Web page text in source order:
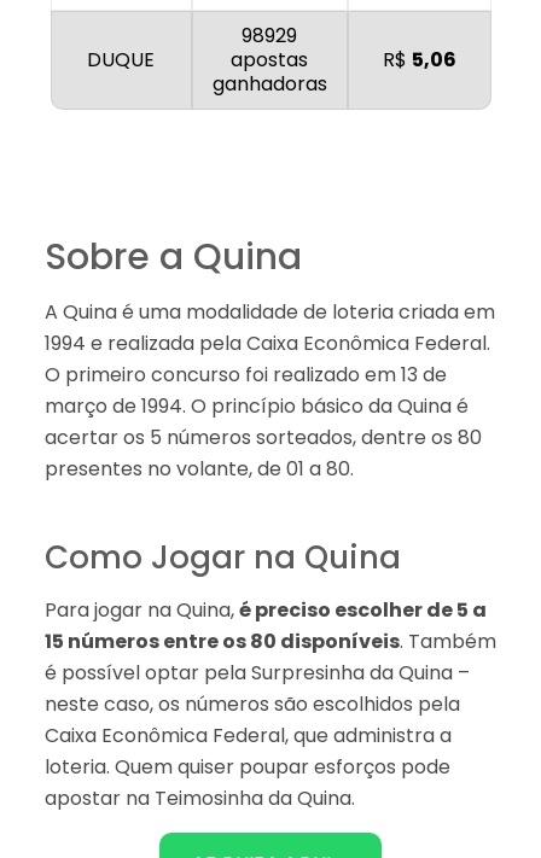
DUQUE
98929
apostas
ganhadoras
R$ 5,06
Sobre a Quina
A Quina é uma modalidade de loteria criada em
1994 e realizada pela Caixa Econômica Federal.
O primeiro concurso foi realizado em 13 de
março de 1994. O princípio básico da Quina é
acertar os 5 números sorteados, dentre os 80
presentes no volante, de 01 a 80.
Como Jogar na Quina
Para jogar na Quina,é preciso escolher de 5 a
15 números entre os 80 disponíveis. Também
é possível optar pela Surpresinha da Quina –
neste caso, os números são escolhidos pela
Caixa Econômica Federal, que administra a
loteria. Quem quiser poupar esforços pode
apostar na Teimosinha da Quina.